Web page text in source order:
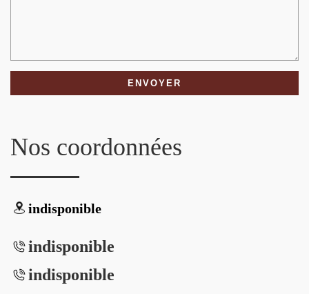
Nos coordonnées
indisponible
indisponible
indisponible